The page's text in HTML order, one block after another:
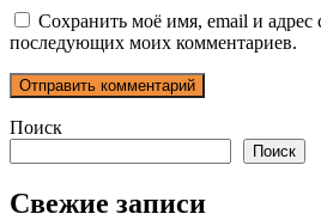
Сохранить моё имя, email и адрес
последующих моих комментариев.
Поиск
Поиск
Свежие записи